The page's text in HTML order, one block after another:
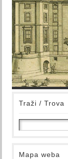
Traži / Trova
Mapa weba